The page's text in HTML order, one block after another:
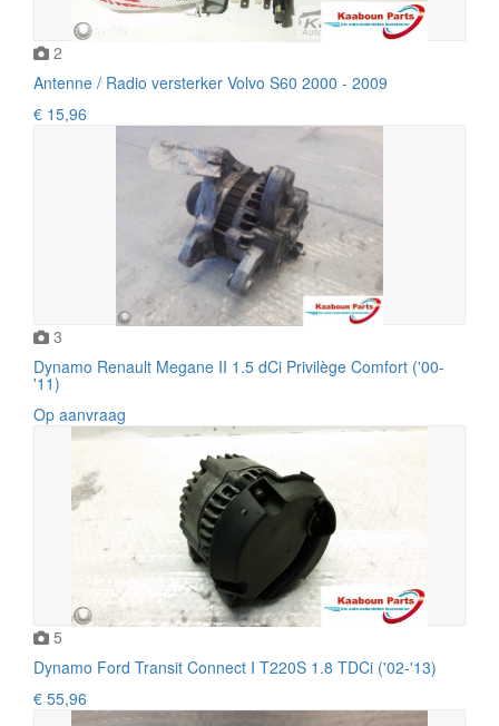
2
Antenne / Radio versterker Volvo S60 2000 - 2009
€ 15,96
3
Dynamo Renault Megane II 1.5 dCi Privilège Comfort ('00-
'11)
Op aanvraag
5
Dynamo Ford Transit Connect I T220S 1.8 TDCi ('02-'13)
€ 55,96